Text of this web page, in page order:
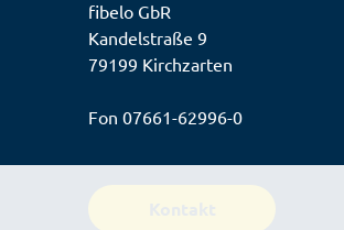
fibelo GbR
Kandelstraße 9
79199 Kirchzarten
Fon 07661-62996-0